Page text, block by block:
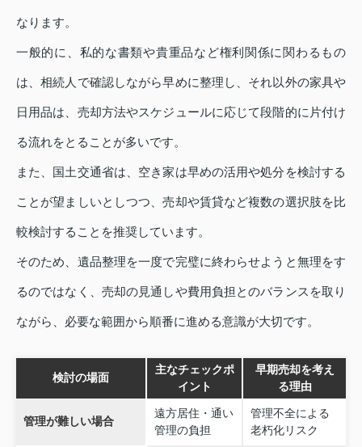
なります。
一般的に、私的な書類や貴重品など権利関係に関わるもの
は、相続人で確認しながら早めに整理し、それ以外の家具や
日用品は、売却方法やスケジュールに応じて段階的に片付け
る流れをとることが多いです。
また、国土交通省は、空き家は早めの活用や処分を検討する
ことが望ましいとしつつ、売却や賃貸など複数の選択肢を比
較検討することを推奨しています。
そのため、遺品整理を一度で完璧に終わらせようと無理をす
るのではなく、売却の見通しや費用負担とのバランスを取り
ながら、必要な範囲から順番に進める意識が大切です。
検討の場面
主なチェックポ
イント
早期売却を考え
る理由
管理が難しい場合
遠方居住・通い
管理の負担
管理不全による
老朽化リスク